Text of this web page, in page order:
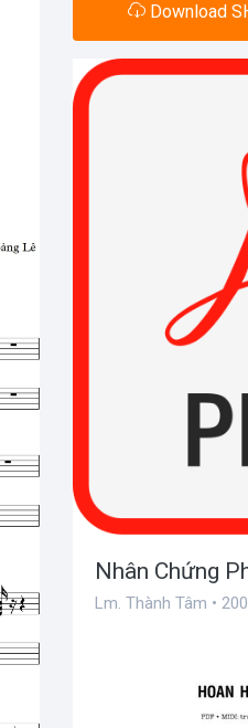
Download
Nhân Chứng
Lm. Thành Tâm •